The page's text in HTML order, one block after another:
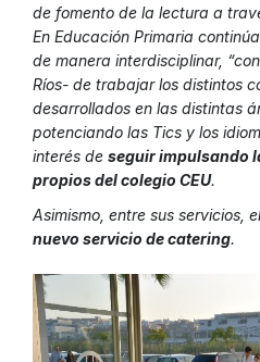
de fomento de la lectura a
En Educación Primaria
de manera interdisciplinar,
Ríos- de trabajar los distintos
desarrollados en las distintas
potenciando las Tics y los
interés de seguir impulsando
propios del colegio CEU.
Asimismo, entre sus servicios,
nuevo servicio de catering.